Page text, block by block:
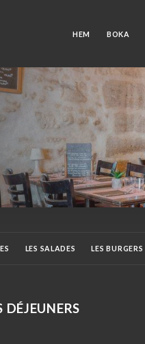
HEM BOKA
LES SALADES LES BURGERS
CHAUDES
DÉJEUNERS